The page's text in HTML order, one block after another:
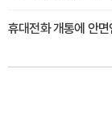
휴대전화 개통에 안